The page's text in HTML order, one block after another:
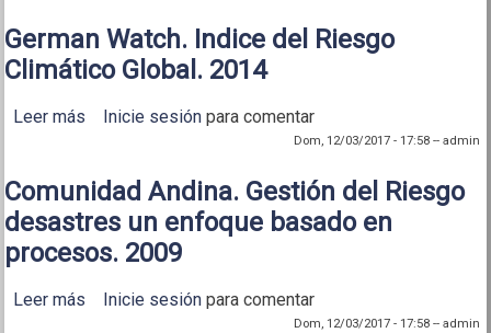
German Watch. Indice del Riesgo
Climático Global. 2014
Leer más sobre German Watch. Indice del Riesgo Climático
Inicie sesión para comentar
Dom, 12/03/2017 - 17:58-- admin
Comunidad Andina. Gestión del Riesgo
desastres un enfoque basado en
procesos. 2009
Leer más sobre Comunidad Andina. Gestión del Riesgo
desastres un enfoque basado en procesos. 2009
Inicie sesión para comentar
Dom, 12/03/2017 - 17:58-- admin